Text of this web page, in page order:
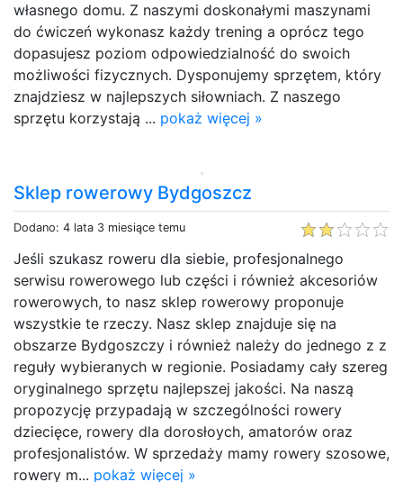
własnego domu. Z naszymi doskonałymi maszynami
do ćwiczeń wykonasz każdy trening a oprócz tego
dopasujesz poziom odpowiedzialność do swoich
możliwości fizycznych. Dysponujemy sprzętem, który
znajdziesz w najlepszych siłowniach. Z naszego
sprzętu korzystają ... pokaż więcej »
Sklep rowerowy Bydgoszcz
Dodano: 4 lata 3 miesiące temu
Jeśli szukasz roweru dla siebie, profesjonalnego
serwisu rowerowego lub części i również akcesoriów
rowerowych, to nasz sklep rowerowy proponuje
wszystkie te rzeczy. Nasz sklep znajduje się na
obszarze Bydgoszczy i również należy do jednego z z
reguły wybieranych w regionie. Posiadamy cały szereg
oryginalnego sprzętu najlepszej jakości. Na naszą
propozycję przypadają w szczególności rowery
dziecięce, rowery dla dorosłoych, amatorów oraz
profesjonalistów. W sprzedaży mamy rowery szosowe,
rowery m... pokaż więcej »